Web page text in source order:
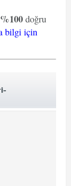
%100 doğru
bilgi için